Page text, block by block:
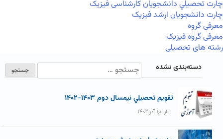
چارت تحصيلي دانشجویان کارشناسی فیزیک
چارت دانشجویان ارشد فیزیک
معرفی گروه
معرفی گروه فیزیک
رشته های تحصیلی
دسته‌بندی نشده
تقويم تحصيلي نيمسال دوم ۱۴۰۳-۱۴۰۲
تاریخ۱ آذر ۱۴۰۲